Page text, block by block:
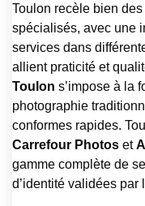
Toulon recèle bien
spécialisés, avec une
services dans
allient praticité et
Toulon s’impose à la
photographie
conformes rapides.
Carrefour Photos et
gamme complète de
d’identité validées par